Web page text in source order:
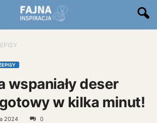
wspaniały deser
w kilka minut!
2024 0